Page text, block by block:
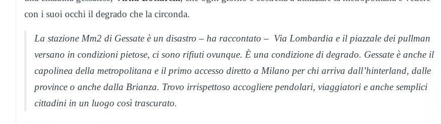
con i suoi occhi il degrado che la circonda.
La stazione Mm2 di Gessate è un disastro – ha raccontato – Via Lombardia e il piazzale dei pullman
versano in condizioni pietose, ci sono rifiuti ovunque. È una condizione di degrado. Gessate è anche il
capolinea della metropolitana e il primo accesso diretto a Milano per chi arriva dall’hinterland, dalle
province o anche dalla Brianza. Trovo irrispettoso accogliere pendolari, viaggiatori e anche semplici
cittadini in un luogo così trascurato.